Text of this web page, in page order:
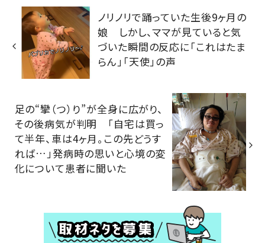
ノリノリで踊っていた生後9ヶ月の
娘 しかし、ママが見ていると気
づいた瞬間の反応に「これはたま
らん」「天使」の声
足の“攣（つ）り”が全身に広がり、
その後病気が判明 「自宅は買っ
て半年、車は4ヶ月。この先どうす
れば…」発病時の思いと心境の変
化について患者に聞いた